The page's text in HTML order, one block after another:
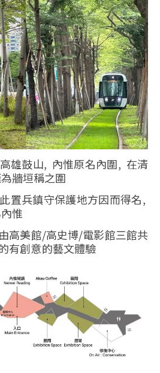
雄鼓山, 內惟原名內圍, 在清
牆垣稱之圍
置兵鎮守保護地方因而得名,
惟
高美館/高史博/電影館三館共
有創意的藝文體驗